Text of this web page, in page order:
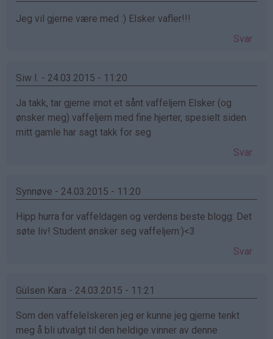
Jeg vil gjerne være med :) Elsker vafler!!!
Svar
Siw I. - 24.03.2015 - 11:20
Ja takk, tar gjerne imot et sånt vaffeljern Elsker (og
ønsker meg) vaffeljern med fine hjerter, spesielt siden
mitt gamle har sagt takk for seg
Svar
Synnøve - 24.03.2015 - 11:20
Hipp hurra for vaffeldagen og verdens beste blogg: Det
søte liv! Student ønsker seg vaffeljern:)<3
Svar
Gülsen Kara - 24.03.2015 - 11:21
Som den vaffelelskeren jeg er kunne jeg gjerne tenkt
meg å bli utvalgt til den heldige vinner av denne